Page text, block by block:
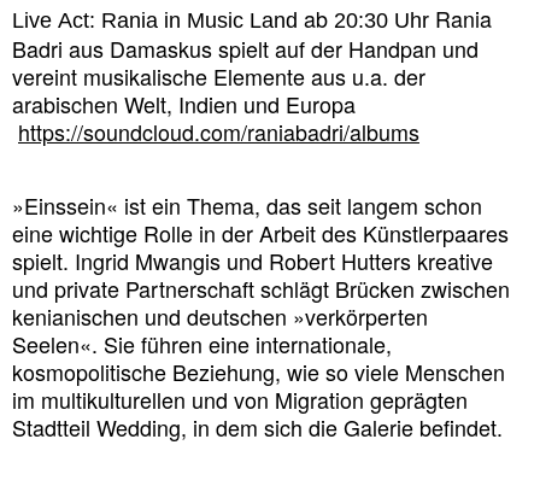
Live Act: Rania in Music Land ab 20:30 Uhr Rania
Badri aus Damaskus spielt auf der Handpan und
vereint musikalische Elemente aus u.a. der
arabischen Welt, Indien und Europa
https://soundcloud.com/raniabadri/albums
»Einssein« ist ein Thema, das seit langem schon
eine wichtige Rolle in der Arbeit des Künstlerpaares
spielt. Ingrid Mwangis und Robert Hutters kreative
und private Partnerschaft schlägt Brücken zwischen
kenianischen und deutschen »verkörperten
Seelen«. Sie führen eine internationale,
kosmopolitische Beziehung, wie so viele Menschen
im multikulturellen und von Migration geprägten
Stadtteil Wedding, in dem sich die Galerie befindet.